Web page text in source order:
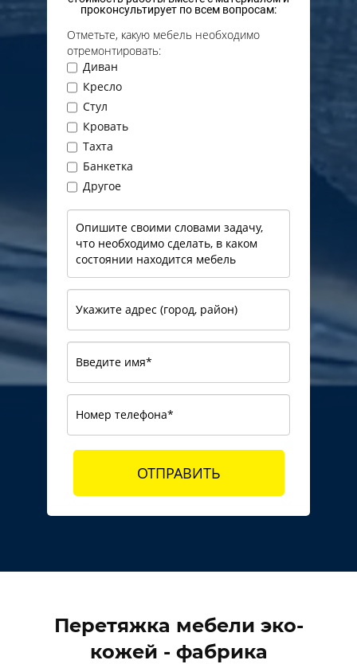
проконсультирует по всем вопросам:
Отметьте, какую мебель необходимо
отремонтировать:
Диван
Кресло
Стул
Кровать
Тахта
Банкетка
Другое
ОТПРАВИТЬ
Перетяжка мебели эко-
кожей - фабрика